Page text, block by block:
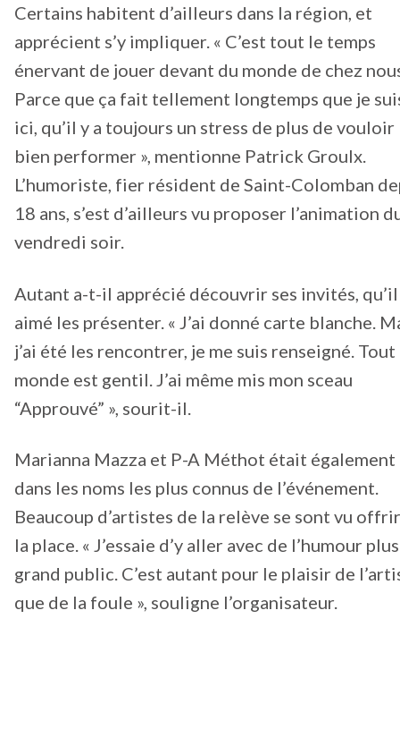
Certains habitent d’ailleurs dans la région, et
apprécient s’y impliquer. « C’est tout le temps
énervant de jouer devant du monde de chez
Parce que ça fait tellement longtemps que je
ici, qu’il y a toujours un stress de plus de vouloir
bien performer », mentionne Patrick Groulx.
L’humoriste, fier résident de Saint-Colomban
18 ans, s’est d’ailleurs vu proposer l’animation
vendredi soir.
Autant a-t-il apprécié découvrir ses invités, qu’il
aimé les présenter. « J’ai donné carte blanche.
j’ai été les rencontrer, je me suis renseigné. Tout
monde est gentil. J’ai même mis mon sceau
“Approuvé” », sourit-il.
Marianna Mazza et P-A Méthot était également
dans les noms les plus connus de l’événement.
Beaucoup d’artistes de la relève se sont vu
la place. « J’essaie d’y aller avec de l’humour plus
grand public. C’est autant pour le plaisir de
que de la foule », souligne l’organisateur.